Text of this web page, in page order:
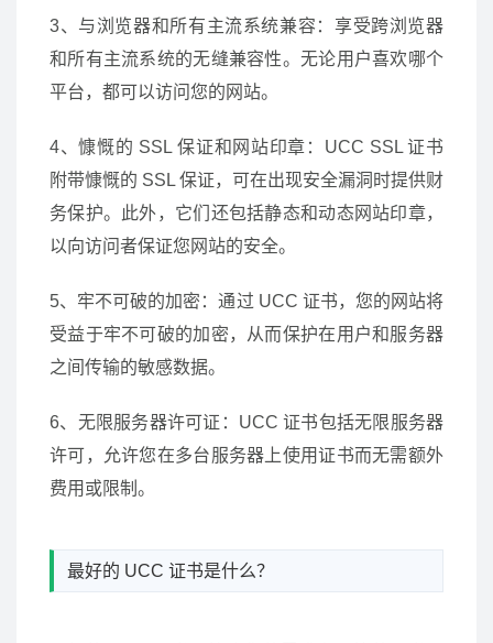
3、与浏览器和所有主流系统兼容：享受跨浏览器
和所有主流系统的无缝兼容性。无论用户喜欢哪个
平台，都可以访问您的网站。
4、慷慨的 SSL 保证和网站印章：UCC SSL 证书
附带慷慨的 SSL 保证，可在出现安全漏洞时提供财
务保护。此外，它们还包括静态和动态网站印章，
以向访问者保证您网站的安全。
5、牢不可破的加密：通过 UCC 证书，您的网站将
受益于牢不可破的加密，从而保护在用户和服务器
之间传输的敏感数据。
6、无限服务器许可证：UCC 证书包括无限服务器
许可，允许您在多台服务器上使用证书而无需额外
费用或限制。
最好的 UCC 证书是什么？